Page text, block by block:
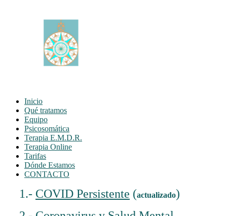
Inicio
Qué tratamos
Equipo
Psicosomática
Terapia E.M.D.R.
Terapia Online
Tarifas
Dónde Estamos
CONTACTO
1.- COVID Persistente (actualizado)